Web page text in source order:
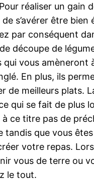
réaliser un gain
s’avérer être bien
par conséquent
découpe de
qui vous amèneront
En plus, ils
de meilleurs plats.
qui se fait de plus
à ce titre pas de
tandis que vous
votre repas.
vous de terre ou
le tout.